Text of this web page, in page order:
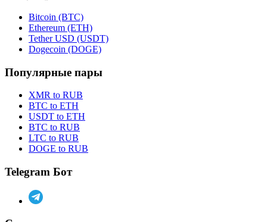
Bitcoin (BTC)
Ethereum (ETH)
Tether USD (USDT)
Dogecoin (DOGE)
Популярные пары
XMR to RUB
BTC to ETH
USDT to ETH
BTC to RUB
LTC to RUB
DOGE to RUB
Telegram Бот